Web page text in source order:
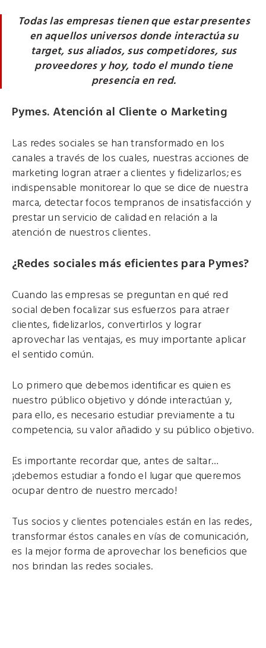
Todas las empresas tienen que estar presentes
en aquellos universos donde interactúa su
target, sus aliados, sus competidores, sus
proveedores y hoy, todo el mundo tiene
presencia en red.
Pymes. Atención al Cliente o Marketing
Las redes sociales se han transformado en los
canales a través de los cuales, nuestras acciones de
marketing logran atraer a clientes y fidelizarlos; es
indispensable monitorear lo que se dice de nuestra
marca, detectar focos tempranos de insatisfacción y
prestar un servicio de calidad en relación a la
atención de nuestros clientes.
¿Redes sociales más eficientes para Pymes?
Cuando las empresas se preguntan en qué red
social deben focalizar sus esfuerzos para atraer
clientes, fidelizarlos, convertirlos y lograr
aprovechar las ventajas, es muy importante aplicar
el sentido común.
Lo primero que debemos identificar es quien es
nuestro público objetivo y dónde interactúan y,
para ello, es necesario estudiar previamente a tu
competencia, su valor añadido y su público objetivo.
Es importante recordar que, antes de saltar…
¡debemos estudiar a fondo el lugar que queremos
ocupar dentro de nuestro mercado!
Tus socios y clientes potenciales están en las redes,
transformar éstos canales en vías de comunicación,
es la mejor forma de aprovechar los beneficios que
nos brindan las redes sociales.